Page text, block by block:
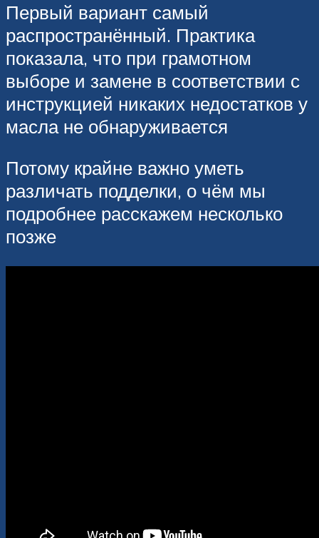
Первый вариант самый
распространённый. Практика
показала, что при грамотном
выборе и замене в соответствии с
инструкцией никаких недостатков у
масла не обнаруживается
Потому крайне важно уметь
различать подделки, о чём мы
подробнее расскажем несколько
позже